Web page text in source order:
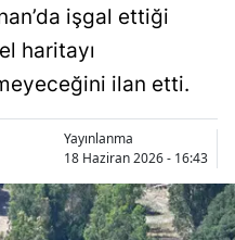
işgal ettiği
haritayı
ilan etti.
Yayınlanma
18 Haziran 2026 - 16:43